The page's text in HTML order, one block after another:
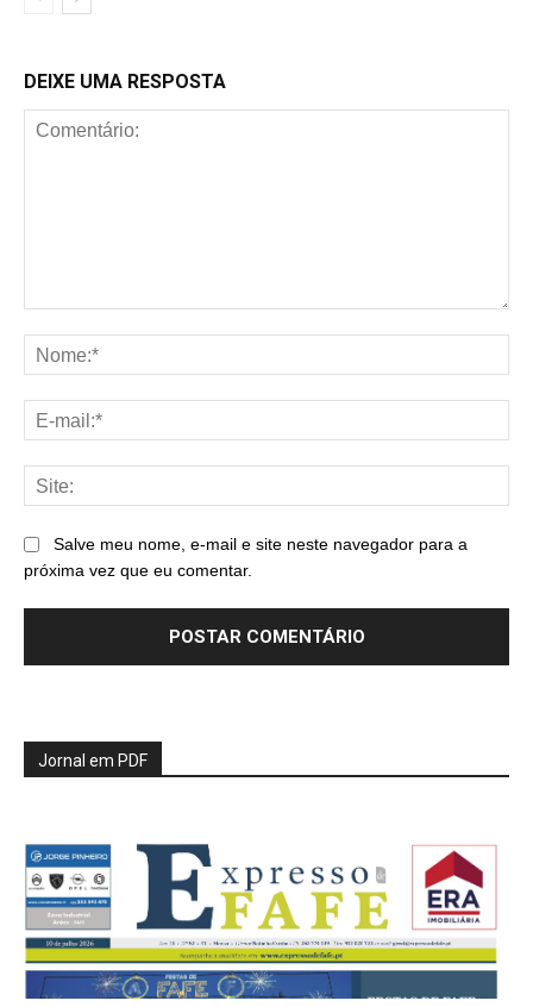
DEIXE UMA RESPOSTA
Salve meu nome, e-mail e site neste navegador para a
próxima vez que eu comentar.
Jornal em PDF